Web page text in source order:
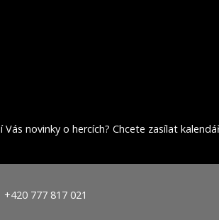
Vás novinky o hercích? Chcete zasílat
+420 777 817 021